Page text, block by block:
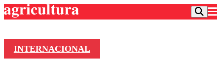
INTERNACIONAL